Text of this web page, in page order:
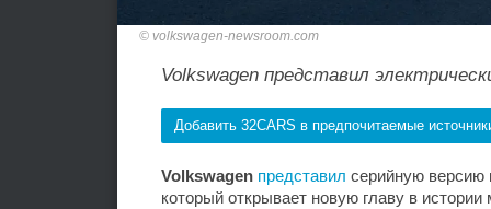
volkswagen-newsroom.com
Volkswagen представил
Добавить 32CARS в предпочитаемые
Volkswagen представил серийную версию
который открывает новую главу в